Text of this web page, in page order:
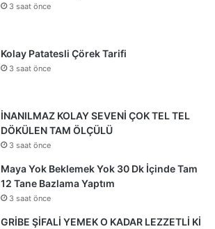
3 saat önce
Kolay Patatesli Çörek Tarifi
3 saat önce
İNANILMAZ KOLAY SEVENİ ÇOK TEL TEL
DÖKÜLEN TAM ÖLÇÜLÜ
3 saat önce
Maya Yok Beklemek Yok 30 Dk İçinde Tam
12 Tane Bazlama Yaptım
3 saat önce
GRİBE ŞİFALİ YEMEK O KADAR LEZZETLİ Kİ